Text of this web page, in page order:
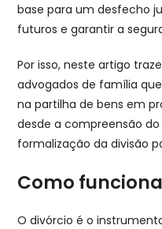
base para um desfecho
futuros e garantir a
Por isso, neste artigo
advogados de família
na partilha de bens em
desde a compreensão
formalização da divisão
Como
O divórcio é o